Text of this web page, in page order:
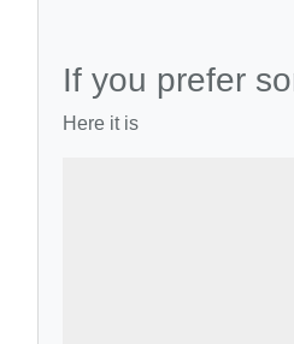
If you prefer
Here it is